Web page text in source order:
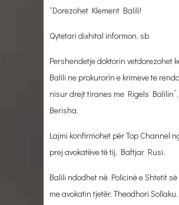
“Dorezohet Klement Balili!
Qytetari dixhital informon. sb
Pershendetje doktorin vetdorezohet
Balili ne prokurorin e krimeve te
nisur drejt tiranes me Rigels
Berisha.
Lajmi konfirmohet për Top Channel
prej avokatëve të tij, Baftjar Rusi.
Balili ndodhet në Policinë e Shtetit
me avokatin tjetër, Theodhori Sollaku.